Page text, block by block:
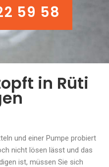
59 58
59 58
in Rüti
und einer Pumpe probiert
nicht lösen lässt und das
ist, müssen Sie sich